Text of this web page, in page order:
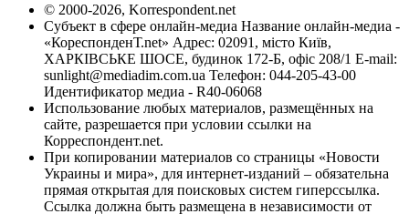
© 2000-2026, Korrespondent.net
Субъект в сфере онлайн-медиа Название онлайн-медиа -
«КореспонденТ.net» Адрес: 02091, місто Київ,
ХАРКІВСЬКЕ ШОСЕ, будинок 172-Б, офіс 208/1 E-mail:
sunlight@mediadim.com.ua Телефон: 044-205-43-00
Идентификатор медиа - R40-06068
Использование любых материалов, размещённых на
сайте, разрешается при условии ссылки на
Корреспондент.net.
При копировании материалов со страницы «Новости
Украины и мира», для интернет-изданий – обязательна
прямая открытая для поисковых систем гиперссылка.
Ссылка должна быть размещена в независимости от